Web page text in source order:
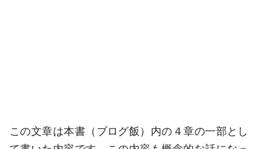
この文章は本書（ブログ飯）内の４章の一部とし